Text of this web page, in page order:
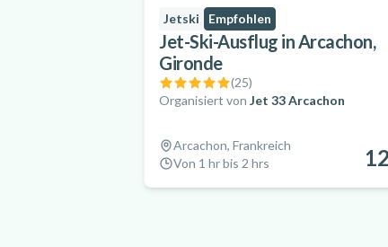
Jetski Empfohlen
Jet-Ski-Ausflug in Arcachon,
Gironde
(25)
Organisiert von Jet 33 Arcachon
Arcachon, Frankreich
Von 1 hr bis 2 hrs